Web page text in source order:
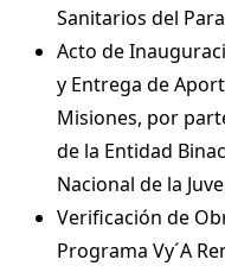
Sanitarios del
Acto de
y Entrega de
Misiones, por
de la Entidad
Nacional de la
Verificación de
Programa Vy´A